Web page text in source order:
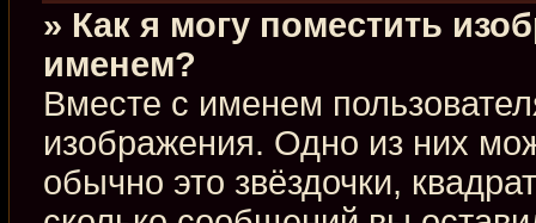
» Как я могу поместить
именем?
Вместе с именем
изображения. Одно из них
обычно это звёздочки,